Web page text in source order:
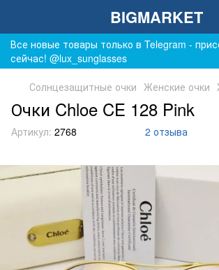
BIGMARKET
Все новые товары только в Telegram -
сейчас! @lux_sunglasses
Солнцезащитные очки Женские очки
Очки Chloe CE 128 Pink
Артикул: 2768 2 отзыва